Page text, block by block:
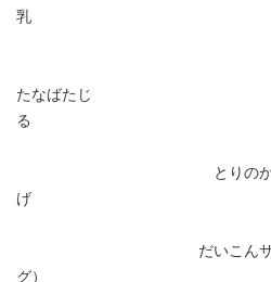
たなばたじ
とりのから
だいこんサラダ（わ
グ